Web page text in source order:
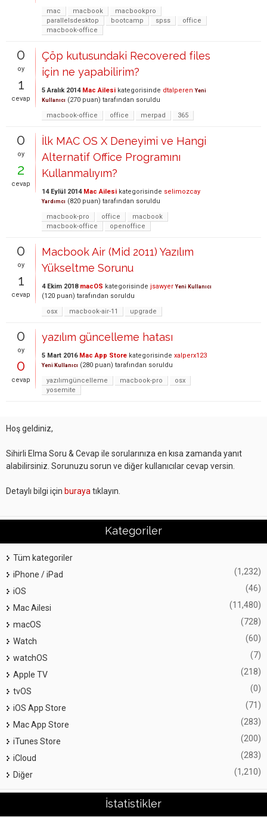
mac
macbook
macbookpro
parallelsdesktop
bootcamp spss
office
macbook-office
0
oy
1
cevap
Çöp kutusundaki Recovered files
için ne yapabilirim?
5 Aralık 2014 Mac Ailesi kategorisinde dtalperen Yeni
Kullanıcı (270 puan) tarafından soruldu
macbook-office
office merpad 365
0
oy
2
cevap
İlk MAC OS X Deneyimi ve Hangi
Alternatif Office Programını
Kullanmalıyım?
14 Eylül 2014 Mac Ailesi kategorisinde selimozcay
Yardımcı (820 puan) tarafından soruldu
macbook-pro
office
macbook
macbook-office
openoffice
0
oy
1
cevap
Macbook Air (Mid 2011) Yazılım
Yükseltme Sorunu
4 Ekim 2018 macOS kategorisinde jsawyer Yeni Kullanıcı
(120 puan) tarafından soruldu
osx
macbook-air-11 upgrade
0
oy
0
cevap
yazılım güncelleme hatası
5 Mart 2016 Mac App Store kategorisinde xalperx123
Yeni Kullanıcı (280 puan) tarafından soruldu
yazılımgüncelleme
macbook-pro
osx
yosemite
Hoş geldiniz,
Sihirli Elma Soru & Cevap ile sorularınıza en kısa zamanda yanıt
alabilirsiniz. Sorunuzu sorun ve diğer kullanıcılar cevap versin.
Detaylı bilgi için buraya tıklayın.
Kategoriler
Tüm kategoriler
iPhone / iPad
(1,232)
iOS (46)
Mac Ailesi (11,480)
macOS (728)
Watch (60)
watchOS (7)
Apple TV (218)
tvOS (0)
iOS App Store (71)
Mac App Store (283)
iTunes Store (200)
iCloud (283)
Diğer (1,210)
İstatistikler